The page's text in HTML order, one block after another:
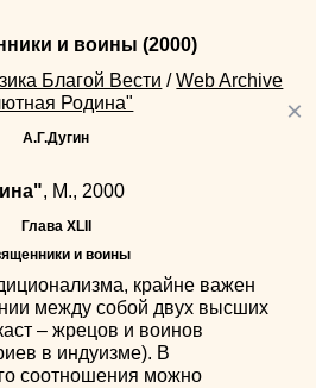
×
и воины (2000)
Благой Вести / Web Archive
Родина"
А.Г.Дугин
, М., 2000
Глава XLII
и воины
крайне важен
между собой двух высших
– жрецов и воинов
в индуизме). В
соотношения можно